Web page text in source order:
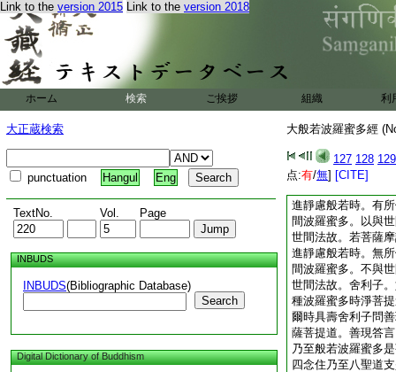
Link to the version 2015 Link to the version 2018
ホーム 検索 ご挨拶 組織 利
大正蔵検索
punctuation Hangul Eng
TextNo. Vol. Page
INBUDS
INBUDS(Bibliographic Database)
Search
Digital Dictionary of Buddhism
大般若波羅蜜多經
127 128 129
点:有/無] [CITE]
施者。二者不執彼
果。是菩薩摩訶薩
利子。若菩薩摩訶
不見少相。由都無
施波羅蜜多。何縁
同共行故。能動能
安忍精進靜慮般若
淨戒安忍精進靜慮
進靜慮般若時。有
間波羅蜜多。以與
世間法故。若菩薩
進靜慮般若時。無
間波羅蜜多。不與
世間法故。舍利子
種波羅蜜多時淨菩
爾時具壽舍利子問
薩菩提道。善現答
乃至般若波羅蜜多
四念住乃至八聖道